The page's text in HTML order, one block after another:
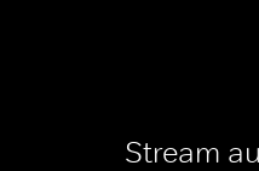
Stream